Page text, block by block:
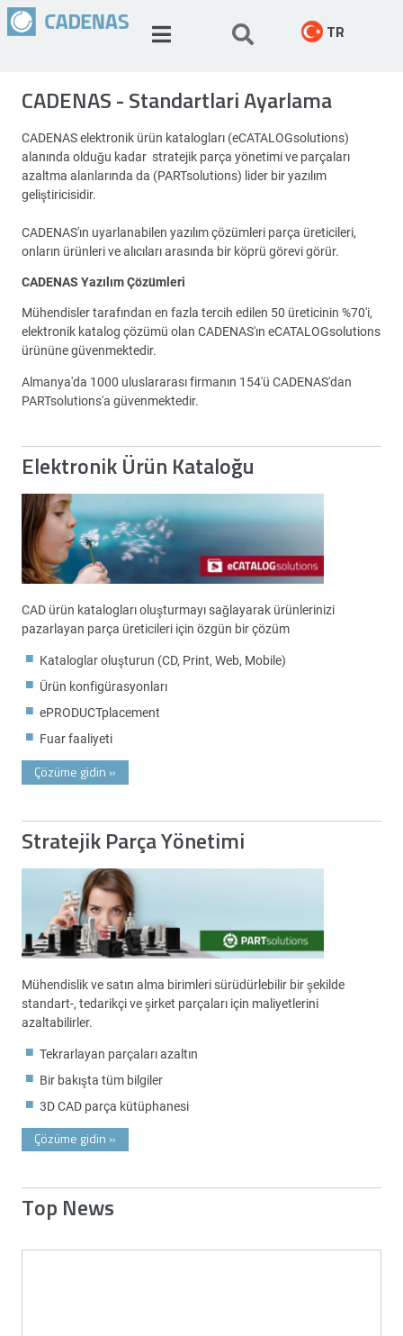
TR
CADENAS - Standartlari Ayarlama
CADENAS elektronik ürün katalogları (eCATALOGsolutions)
alanında olduğu kadar stratejik parça yönetimi ve parçaları
azaltma alanlarında da (PARTsolutions) lider bir yazılım
geliştiricisidir.
CADENAS'ın uyarlanabilen yazılım çözümleri parça üreticileri,
onların ürünleri ve alıcıları arasında bir köprü görevi görür.
CADENAS Yazılım Çözümleri
Mühendisler tarafından en fazla tercih edilen 50 üreticinin %70'i,
elektronik katalog çözümü olan CADENAS'ın eCATALOGsolutions
ürününe güvenmektedir.
Almanya'da 1000 uluslararası firmanın 154'ü CADENAS'dan
PARTsolutions'a güvenmektedir.
Elektronik Ürün Kataloğu
CAD ürün katalogları oluşturmayı sağlayarak ürünlerinizi
pazarlayan parça üreticileri için özgün bir çözüm
Kataloglar oluşturun (CD, Print, Web, Mobile)
Ürün konfigürasyonları
ePRODUCTplacement
Fuar faaliyeti
Çözüme gidin »
Stratejik Parça Yönetimi
Mühendislik ve satın alma birimleri sürüdürlebilir bir şekilde
standart-, tedarikçi ve şirket parçaları için maliyetlerini
azaltabilirler.
Tekrarlayan parçaları azaltın
Bir bakışta tüm bilgiler
3D CAD parça kütüphanesi
Çözüme gidin »
Top News